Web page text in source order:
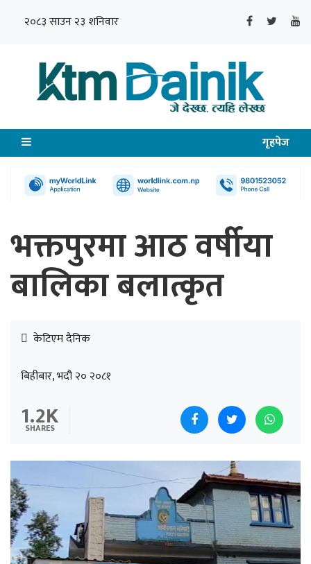
२०८३ साउन २३ शनिवार
गृहपेज
भक्तपुरमा आठ वर्षीया
बालिका बलात्कृत
केटिएम दैनिक
बिहीबार, भदौ २० २०८१
1.2K
SHARES